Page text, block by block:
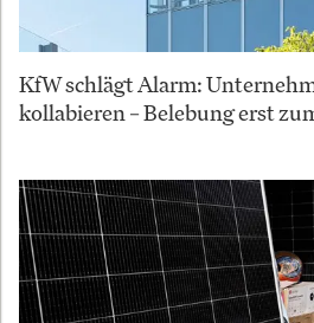
KfW schlägt Alarm:
kollabieren – Belebung erst